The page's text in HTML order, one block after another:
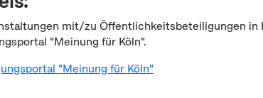
mit/zu Öffentlichkeitsbeteiligungen in
"Meinung für Köln".
"Meinung für Köln"